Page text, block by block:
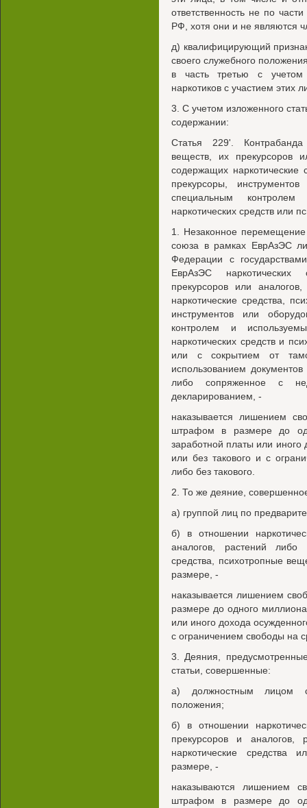
ответственность не по
РФ, хотя они и не являются
д) квалифицирующий
своего служебного
в часть третью с учетом
наркотиков с участием этих
3. С учетом изложенного
содержании:
Статья 229'. Контрабанда
веществ, их прекурсоров
содержащих наркотические
прекурсоры,
специальным
наркотических средств или
1. Незаконное
союза в рамках ЕврАзЭС
Федерации с
ЕврАзЭС
прекурсоров или
наркотические средства,
инструментов или
контролем и
наркотических средств и
или с сокрытием от
использованием
либо сопряженное с
декларированием, -
наказывается лишением
штрафом в размере до
заработной платы или иного
или без такового и с
либо без такового.
2. То же деяние,
а) группой лиц по
б) в отношении
аналогов, растений либо
средства, психотропные
размере, -
наказывается лишением
размере до одного
или иного дохода
с ограничением свободы на
3. Деяния,
статьи, совершенные:
а) должностным лицом с
положения;
б) в отношении
прекурсоров и аналогов,
наркотические средства
размере, -
наказываются лишением
штрафом в размере до